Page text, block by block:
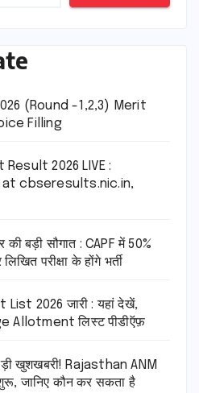
(Round -1,2,3) Merit
Filling
2026 LIVE :
at cbseresults.nic.in,
की बड़ी सौगात : CAPF में 50%
परीक्षा के होंगे भर्ती
2026 जारी : यहां देखें,
Allotment लिस्ट पीडीऍफ़
खुशखबरी! Rajasthan ANM
जानिए कौन कर सकता है